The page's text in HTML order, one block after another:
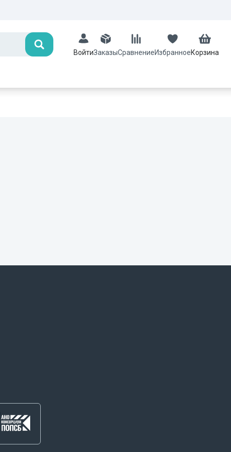
Поиск
ВойтиЗаказыСравнениеИзбранноеКорзина